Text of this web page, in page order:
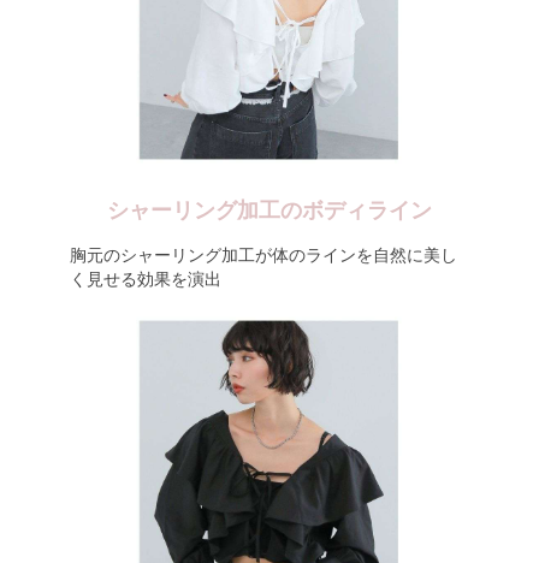
シャーリング加工のボディライン
胸元のシャーリング加工が体のラインを自然に美し
く見せる効果を演出